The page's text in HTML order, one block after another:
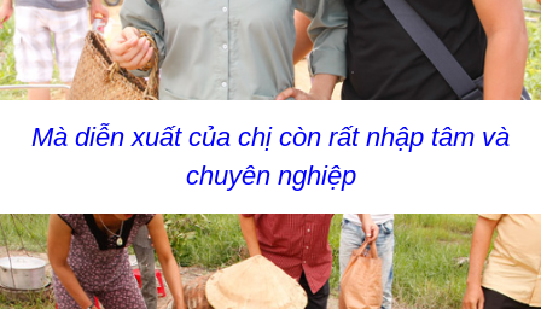
Mà diễn xuất của chị còn rất nhập tâm và
chuyên nghiệp